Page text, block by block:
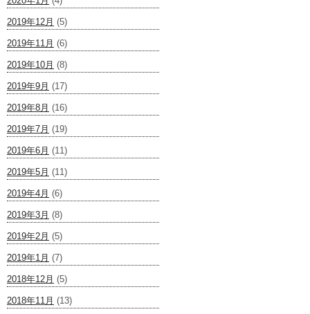
2019年12月 (5)
2019年11月 (6)
2019年10月 (8)
2019年9月 (17)
2019年8月 (16)
2019年7月 (19)
2019年6月 (11)
2019年5月 (11)
2019年4月 (6)
2019年3月 (8)
2019年2月 (5)
2019年1月 (7)
2018年12月 (5)
2018年11月 (13)